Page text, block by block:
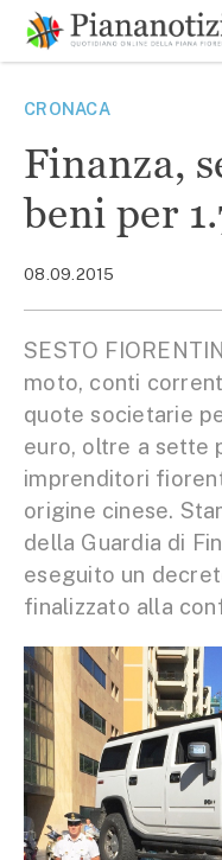
contenuto
CRONACA
Finanza,
beni per
08.09.2015
SESTO
moto, conti
quote societarie
euro, oltre a sette
imprenditori
origine cinese.
della Guardia di
eseguito un
finalizzato alla